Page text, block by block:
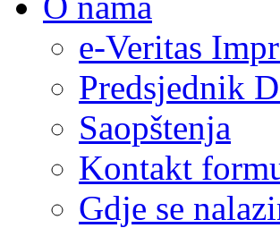
e-Veritas
Predsjednik
Saopštenja
Kontakt
Gdje se